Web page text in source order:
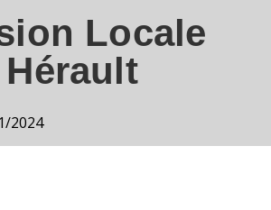
Locale
2024